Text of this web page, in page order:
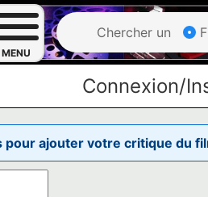
MENU
Chercher un
Connexion/
pour ajouter votre critique du